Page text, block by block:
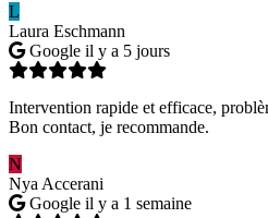
L
Laura Eschmann
Google il y a 5 jours
Intervention rapide et efficace,
Bon contact, je recommande.
N
Nya Accerani
Google il y a 1 semaine